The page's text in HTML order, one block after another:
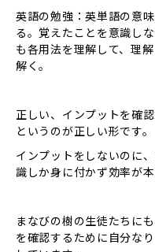
英語の勉強：英単語の意
る。覚えたことを意識し
も各用法を理解して、理
解く。
正しい、インプットを確
というのが正しい形です。
インプットをしないのに
識しか身に付かず効率が本
まなびの樹の生徒たちに
を確認するために自分な